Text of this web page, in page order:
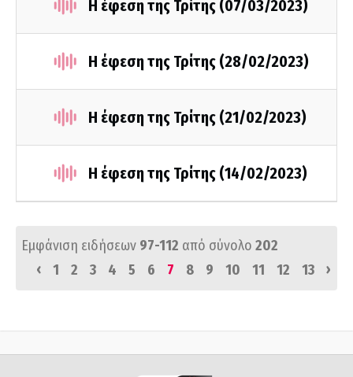
Η έφεση της Τρίτης (07/03/2023)
Η έφεση της Τρίτης (28/02/2023)
Η έφεση της Τρίτης (21/02/2023)
Η έφεση της Τρίτης (14/02/2023)
Εμφάνιση ειδήσεων 97-112 από σύνολο 202
‹
1 2 3 4 5 6 7 8 9 10 11 12 13 ›